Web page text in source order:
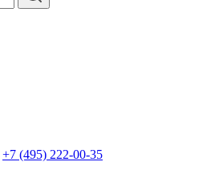
+7 (495) 222-00-35